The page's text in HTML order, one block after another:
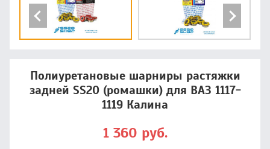
Полиуретановые шарниры растяжки
задней SS20 (ромашки) для ВАЗ 1117-
1119 Калина
1 360 руб.